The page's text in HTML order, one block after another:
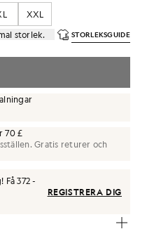
XXL
storlek.
STORLEKSGUIDE
70 £
Gratis returer och
Få372-
REGISTRERA DIG